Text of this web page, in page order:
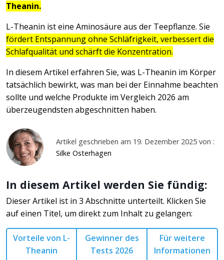
Theanin.
L-Theanin ist eine Aminosäure aus der Teepflanze. Sie
fördert Entspannung ohne Schläfrigkeit, verbessert die
Schlafqualität und schärft die Konzentration.
In diesem Artikel erfahren Sie, was L-Theanin im Körper
tatsächlich bewirkt, was man bei der Einnahme beachten
sollte und welche Produkte im Vergleich 2026 am
überzeugendsten abgeschnitten haben.
Artikel geschrieben am 19. Dezember 2025 von :
Silke Osterhagen
In diesem Artikel werden Sie fündig:
Dieser Artikel ist in 3 Abschnitte unterteilt. Klicken Sie
auf einen Titel, um direkt zum Inhalt zu gelangen:
Vorteile von L-
Theanin
Gewinner des
Tests 2026
Für weitere
Informationen